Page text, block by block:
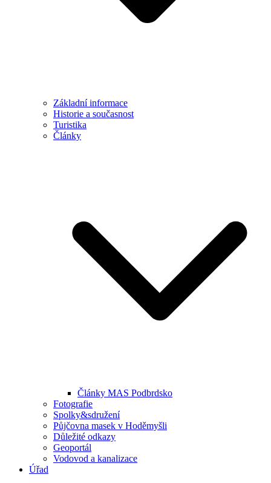
Základní informace
Historie a současnost
Turistika
Články
Články MAS Podbrdsko
Fotografie
Spolky&sdružení
Půjčovna masek v Hoděmyšli
Důležité odkazy
Geoportál
Vodovod a kanalizace
Úřad